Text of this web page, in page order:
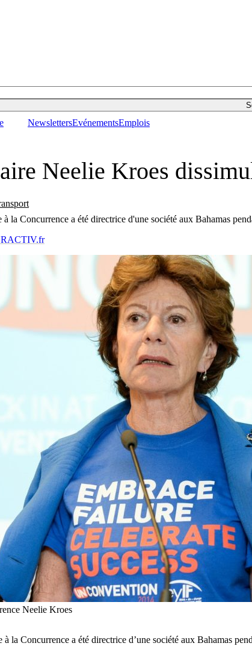
NewslettersEvénementsEmplois
Neelie Kroes
la Concurrence a été directrice d'une société aux Bahamas
Neelie Kroes
à la Concurrence a été directrice d’une société aux Bahamas